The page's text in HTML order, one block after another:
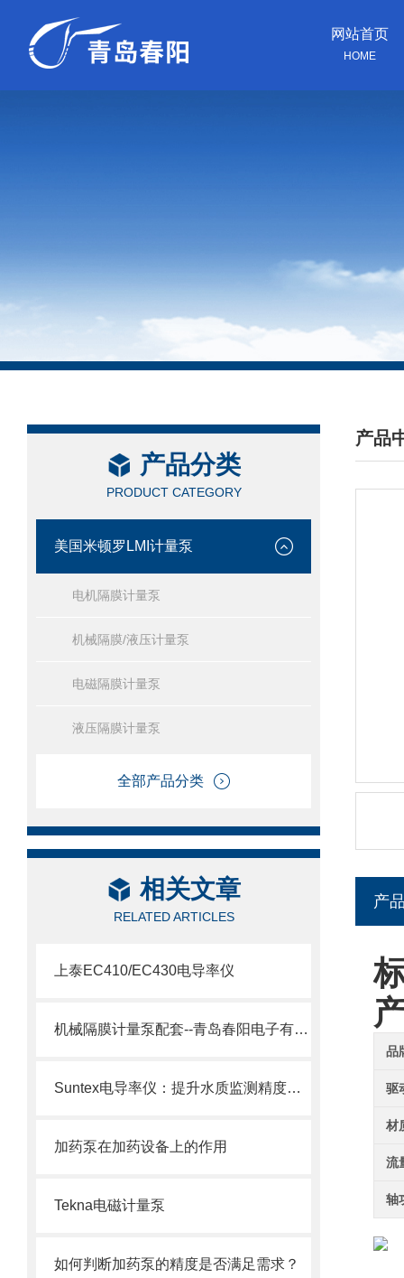
网站首页
HOME
产品分类
PRODUCT CATEGORY
美国米顿罗LMI计量泵
电机隔膜计量泵
机械隔膜/液压计量泵
电磁隔膜计量泵
液压隔膜计量泵
全部产品分类
相关文章
RELATED ARTICLES
上泰EC410/EC430电导率仪
机械隔膜计量泵配套--青岛春阳电子有限公司
Suntex电导率仪：提升水质监测精度与效率的关键
加药泵在加药设备上的作用
Tekna电磁计量泵
如何判断加药泵的精度是否满足需求？
产品
/
产
品
驱
材
流
轴